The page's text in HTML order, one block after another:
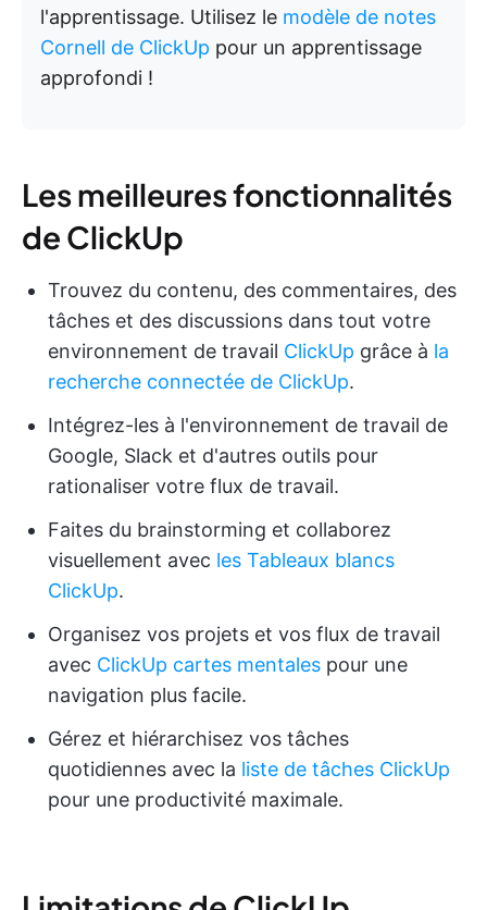
l'apprentissage. Utilisez le modèle de notes
Cornell de ClickUp pour un apprentissage
approfondi !
Les meilleures fonctionnalités
de ClickUp
Trouvez du contenu, des commentaires, des
tâches et des discussions dans tout votre
environnement de travail ClickUp grâce à la
recherche connectée de ClickUp.
Intégrez-les à l'environnement de travail de
Google, Slack et d'autres outils pour
rationaliser votre flux de travail.
Faites du brainstorming et collaborez
visuellement avec les Tableaux blancs
ClickUp.
Organisez vos projets et vos flux de travail
avec ClickUp cartes mentales pour une
navigation plus facile.
Gérez et hiérarchisez vos tâches
quotidiennes avec la liste de tâches ClickUp
pour une productivité maximale.